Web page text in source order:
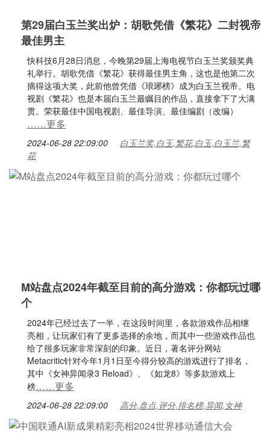
第29届白玉兰奖出炉：胡歌凭借《繁花》二封视帝
最佳男主
快科技6月28日消息，今晚第29届上海电视节白玉兰奖颁奖典
礼举行。胡歌凭借《繁花》获得最佳男主角，这也是他第二次
摘得这项大奖，此前他曾凭借《琅琊榜》成为白玉兰视帝。电
视剧《繁花》也是本届白玉兰最瞩目的作品，直接拿下了大满
贯。荣获最佳中国电视剧、最佳导演、最佳编剧（改编）
……更多
2024-06-28 22:09:00
白玉兰奖,白玉,繁花,白玉,白玉兰,繁
花
M站盘点2024年截至目前的高分游戏：你都玩过哪
个
2024年已经过去了一半，在这段时间里，各款游戏作品相继
亮相，让玩家们有了更多选择的余地，而其中一些游戏作品也
给了很多玩家非常深刻的印象。近日，著名评分网站
Metacritic针对今年1月1日至今得分较高的游戏进行了排名，
其中《女神异闻录3 Reload》、《如龙8》等多款游戏上
榜……更多
2024-06-28 22:09:00 高分,盘点,评分,排名榜,异闻,女神